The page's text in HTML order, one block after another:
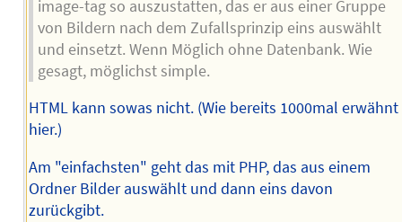
image-tag so auszustatten, das er aus einer Gruppe
von Bildern nach dem Zufallsprinzip eins auswählt
und einsetzt. Wenn Möglich ohne Datenbank. Wie
gesagt, möglichst simple.
HTML kann sowas nicht. (Wie bereits 1000mal erwähnt
hier.)
Am "einfachsten" geht das mit PHP, das aus einem
Ordner Bilder auswählt und dann eins davon
zurückgibt.